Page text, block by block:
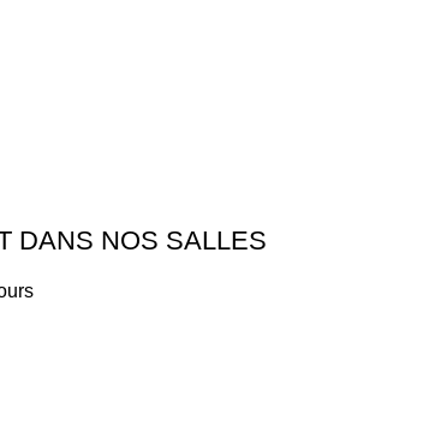
DANS NOS SALLES